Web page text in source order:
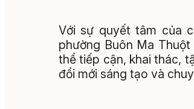
Với sự quyết tâm của
phường Buôn Ma
thể tiếp cận, khai thác,
đổi mới sáng tạo và